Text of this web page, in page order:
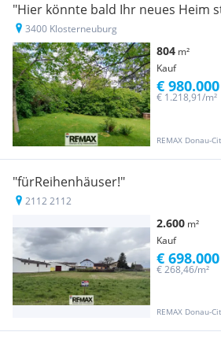
"Hier könnte bald Ihr neues Heim
3400 Klosterneuburg
804 m²
Kauf
REMAX Donau-
€ 1.218,91/m²
€ 980.000
"fürReihenhäuser!"
2112 2112
2.600 m²
Kauf
REMAX Donau-
€ 268,46/m²
€ 698.000